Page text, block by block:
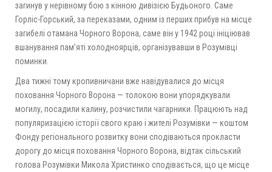
загинув у нерівному бою з кінною дивізією Будьоного. Саме
Горліс-Горський, за переказами, одним із перших прибув на місце
загибелі отамана Чорного Ворона, саме він у 1942 році ініціював
вшанування пам’яті холодноярців, організувавши в Розумівці
поминки.
Два тижні тому кропивничани вже навідувалися до місця
поховання Чорного Ворона — толокою вони упорядкували
могилу, посадили калину, розчистили чагарники. Працюють над
популяризацією історії свого краю і жителі Розумівки — коштом
Фонду регіонального розвитку вони сподіваються прокласти
дорогу до місця поховання Чорного Ворона, відтак сільський
голова Розумівки Микола Христинко сподівається, що це місце